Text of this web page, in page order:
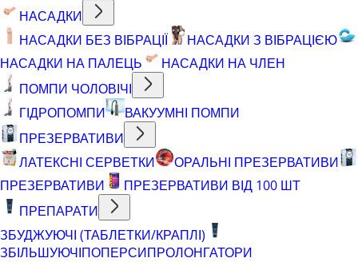
НАСАДКИ
НАСАДКИ БЕЗ ВІБРАЦІЇ
НАСАДКИ З ВІБРАЦІЄЮ
НАСАДКИ НА ПАЛЕЦЬ
НАСАДКИ НА ЧЛЕН
ПОМПИ ЧОЛОВІЧІ
ГІДРОПОМПИ
ВАКУУМНІ ПОМПИ
ПРЕЗЕРВАТИВИ
ЛАТЕКСНІ СЕРВЕТКИ
ОРАЛЬНІ ПРЕЗЕРВАТИВИ
ПРЕЗЕРВАТИВИ
ПРЕЗЕРВАТИВИ ВІД 100 ШТ
ПРЕПАРАТИ
ЗБУДЖУЮЧІ (ТАБЛЕТКИ/КРАПЛІ)
ЗБІЛЬШУЮЧІПОПЕРСИПРОЛОНГАТОРИ